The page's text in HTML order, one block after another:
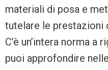
materiali di posa e
tutelare le
C’è un’intera norma a
puoi approfondire nelle